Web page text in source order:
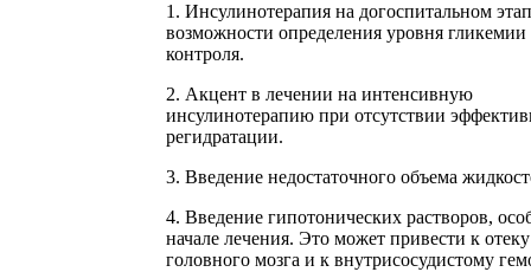
1. Инсулинотерапия на догоспитальном
возможности определения уровня гликемии
контроля.
2. Акцент в лечении на интенсивную
инсулинотерапию при отсутствии
регидратации.
3. Введение недостаточного объема
4. Введение гипотонических растворов,
начале лечения. Это может привести к отеку
головного мозга и к внутрисосудистому